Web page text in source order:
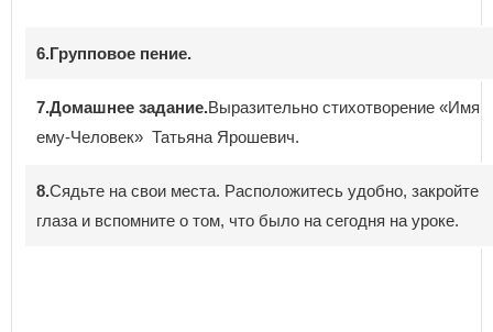
6.Групповое пение.
7.Домашнее задание.Выразительно стихотворение «Имя
ему-Человек» Татьяна Ярошевич.
8.Сядьте на свои места. Расположитесь удобно, закройте
глаза и вспомните о том, что было на сегодня на уроке.